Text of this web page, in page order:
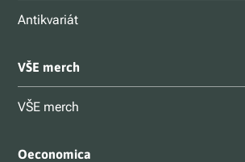
Antikvariát
VŠE merch
VŠE merch
Oeconomica